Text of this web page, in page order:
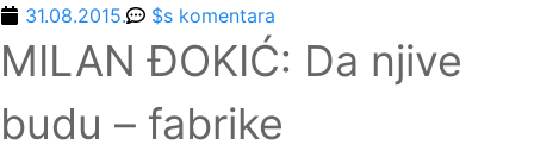
31.08.2015. $s komentara
MILAN ĐOKIĆ: Da njive
budu – fabrike